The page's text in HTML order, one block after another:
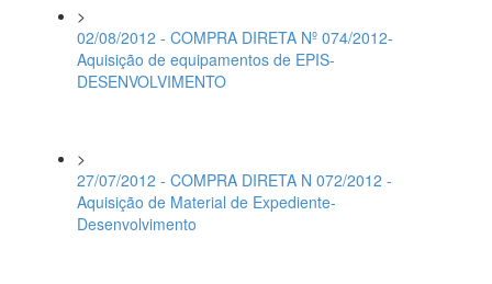
>
02/08/2012 - COMPRA DIRETA Nº 074/2012-
Aquisição de equipamentos de EPIS-
DESENVOLVIMENTO
>
27/07/2012 - COMPRA DIRETA N 072/2012 -
Aquisição de Material de Expediente-
Desenvolvimento